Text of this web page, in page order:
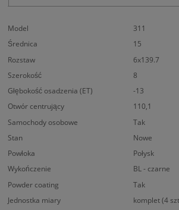
Model
311
Średnica
15
Rozstaw
6x139.7
Szerokość
8
Głębokość osadzenia (ET)
-13
Otwór centrujący
110,1
Samochody osobowe
Tak
Stan
Nowe
Powłoka
Połysk
Wykończenie
BL - czarne
Powder coating
Tak
Jednostka miary
komplet (4